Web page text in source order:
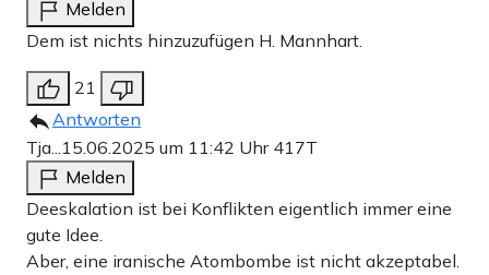
Melden
Dem ist nichts hinzuzufügen H. Mannhart.
21
Antworten
Tja...15.06.2025 um 11:42 Uhr 417T
Melden
Deeskalation ist bei Konflikten eigentlich immer eine
gute Idee.
Aber, eine iranische Atombombe ist nicht akzeptabel.